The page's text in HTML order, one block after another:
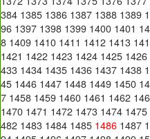
384 1385 1386 1387 1388 1389
96 1397 1398 1399 1400 1401
8 1409 1410 1411 1412 1413
1421 1422 1423 1424 1425 1426
433 1434 1435 1436 1437 1438
45 1446 1447 1448 1449 1450
7 1458 1459 1460 1461 1462
1470 1471 1472 1473 1474 1475
482 1483 1484 1485 1486 1487